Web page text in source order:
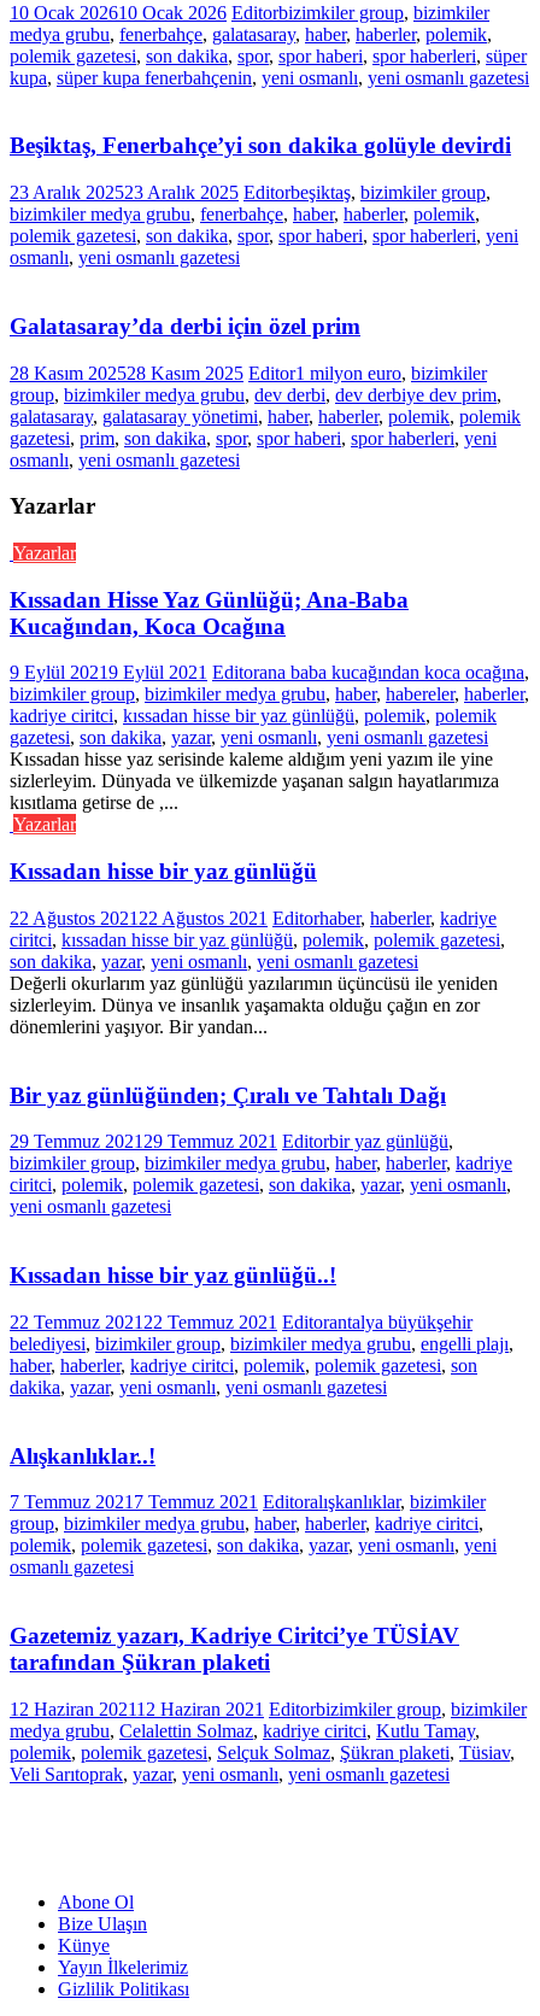
10 Ocak 202610 Ocak 2026 Editorbizimkiler group, bizimkiler
medya grubu, fenerbahçe, galatasaray, haber, haberler, polemik,
polemik gazetesi, son dakika, spor, spor haberi, spor haberleri, süper
kupa, süper kupa fenerbahçenin, yeni osmanlı, yeni osmanlı gazetesi
Beşiktaş, Fenerbahçe’yi son dakika golüyle devirdi
23 Aralık 202523 Aralık 2025 Editorbeşiktaş, bizimkiler group,
bizimkiler medya grubu, fenerbahçe, haber, haberler, polemik,
polemik gazetesi, son dakika, spor, spor haberi, spor haberleri, yeni
osmanlı, yeni osmanlı gazetesi
Galatasaray’da derbi için özel prim
28 Kasım 202528 Kasım 2025 Editor1 milyon euro, bizimkiler
group, bizimkiler medya grubu, dev derbi, dev derbiye dev prim,
galatasaray, galatasaray yönetimi, haber, haberler, polemik, polemik
gazetesi, prim, son dakika, spor, spor haberi, spor haberleri, yeni
osmanlı, yeni osmanlı gazetesi
Yazarlar
Yazarlar
Kıssadan Hisse Yaz Günlüğü; Ana-Baba
Kucağından, Koca Ocağına
9 Eylül 20219 Eylül 2021 Editorana baba kucağından koca ocağına,
bizimkiler group, bizimkiler medya grubu, haber, habereler, haberler,
kadriye ciritci, kıssadan hisse bir yaz günlüğü, polemik, polemik
gazetesi, son dakika, yazar, yeni osmanlı, yeni osmanlı gazetesi
Kıssadan hisse yaz serisinde kaleme aldığım yeni yazım ile yine
sizlerleyim. Dünyada ve ülkemizde yaşanan salgın hayatlarımıza
kısıtlama getirse de ,...
Yazarlar
Kıssadan hisse bir yaz günlüğü
22 Ağustos 2021 22 Ağustos 2021 Editorhaber, haberler, kadriye
ciritci, kıssadan hisse bir yaz günlüğü, polemik, polemik gazetesi,
son dakika, yazar, yeni osmanlı, yeni osmanlı gazetesi
Değerli okurlarım yaz günlüğü yazılarımın üçüncüsü ile yeniden
sizlerleyim. Dünya ve insanlık yaşamakta olduğu çağın en zor
dönemlerini yaşıyor. Bir yandan...
Bir yaz günlüğünden; Çıralı ve Tahtalı Dağı
29 Temmuz 2021 29 Temmuz 2021 Editorbir yaz günlüğü,
bizimkiler group, bizimkiler medya grubu, haber, haberler, kadriye
ciritci, polemik, polemik gazetesi, son dakika, yazar, yeni osmanlı,
yeni osmanlı gazetesi
Kıssadan hisse bir yaz günlüğü..!
22 Temmuz 2021 22 Temmuz 2021 Editorantalya büyükşehir
belediyesi, bizimkiler group, bizimkiler medya grubu, engelli plajı,
haber, haberler, kadriye ciritci, polemik, polemik gazetesi, son
dakika, yazar, yeni osmanlı, yeni osmanlı gazetesi
Alışkanlıklar..!
7 Temmuz 2021 7 Temmuz 2021 Editoralışkanlıklar, bizimkiler
group, bizimkiler medya grubu, haber, haberler, kadriye ciritci,
polemik, polemik gazetesi, son dakika, yazar, yeni osmanlı, yeni
osmanlı gazetesi
Gazetemiz yazarı, Kadriye Ciritci’ye TÜSİAV
tarafından Şükran plaketi
12 Haziran 202112 Haziran 2021 Editorbizimkiler group, bizimkiler
medya grubu, Celalettin Solmaz, kadriye ciritci, Kutlu Tamay,
polemik, polemik gazetesi, Selçuk Solmaz, Şükran plaketi, Tüsiav,
Veli Sarıtoprak, yazar, yeni osmanlı, yeni osmanlı gazetesi
Abone Ol
Bize Ulaşın
Künye
Yayın İlkelerimiz
Gizlilik Politikası